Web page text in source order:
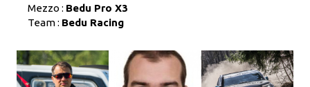
Mezzo : Bedu Pro X3
Team : Bedu Racing